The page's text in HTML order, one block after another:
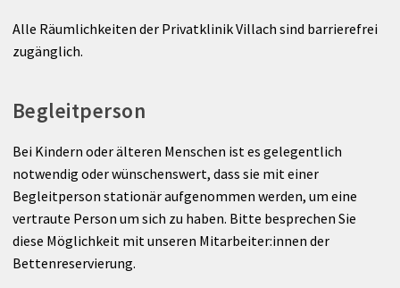
Alle Räumlichkeiten der Privatklinik Villach sind barrierefrei
zugänglich.
Begleitperson
Bei Kindern oder älteren Menschen ist es gelegentlich
notwendig oder wünschenswert, dass sie mit einer
Begleitperson stationär aufgenommen werden, um eine
vertraute Person um sich zu haben. Bitte besprechen Sie
diese Möglichkeit mit unseren Mitarbeiter:innen der
Bettenreservierung.